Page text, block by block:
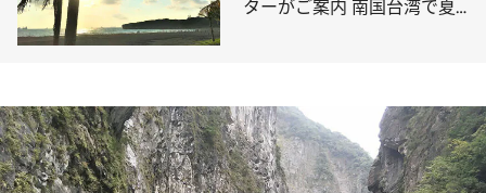
ターがご案内 南国台湾で夏